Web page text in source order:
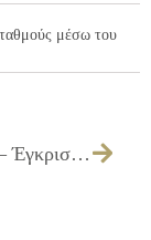
μέσω του
133/2014 – Έγκριση πίστωσης ποσού 90,00€ για δαπάνες επιμόρφωσης προσωπικού